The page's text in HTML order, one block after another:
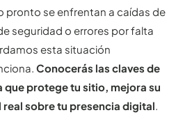
pronto se enfrentan a caídas de
seguridad o errores por falta
esta situación
Conocerás las claves de
protege tu sitio, mejora su
sobre tu presencia digital.